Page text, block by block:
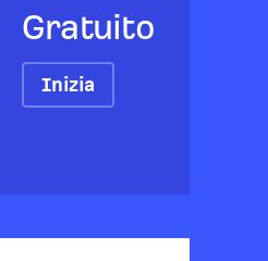
Gratuito
Inizia